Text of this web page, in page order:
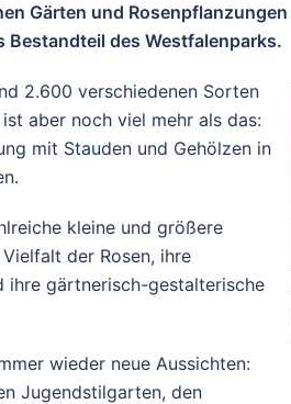
Gärten und Rosenpflanzungen
Bestandteil des Westfalenparks.
2.600 verschiedenen Sorten
aber noch viel mehr als das:
mit Stauden und Gehölzen in
kleine und größere
der Rosen, ihre
ihre gärtnerisch-gestalterische
wieder neue Aussichten:
Jugendstilgarten, den